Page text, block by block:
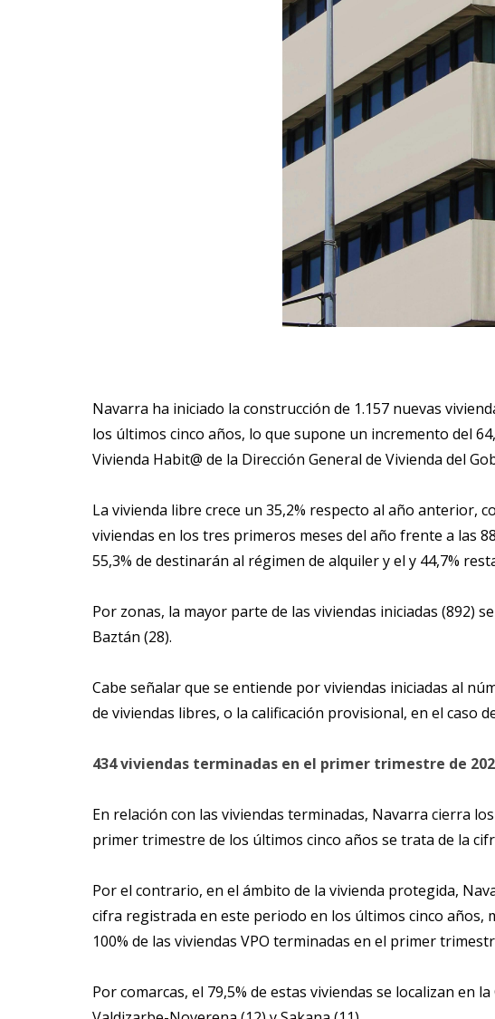
Navarra ha iniciado la construcción de 1.157 nuevas
los últimos cinco años, lo que supone un incremento del
Vivienda Habit@ de la Dirección General de Vivienda del
La vivienda libre crece un 35,2% respecto al año anterior,
viviendas en los tres primeros meses del año frente a las
55,3% de destinarán al régimen de alquiler y el y 44,7%
Por zonas, la mayor parte de las viviendas iniciadas (892)
Baztán (28).
Cabe señalar que se entiende por viviendas iniciadas al
de viviendas libres, o la calificación provisional, en el caso
434 viviendas terminadas en el primer trimestre de
En relación con las viviendas terminadas, Navarra cierra
primer trimestre de los últimos cinco años se trata de la
Por el contrario, en el ámbito de la vivienda protegida,
cifra registrada en este periodo en los últimos cinco años,
100% de las viviendas VPO terminadas en el primer
Por comarcas, el 79,5% de estas viviendas se localizan en